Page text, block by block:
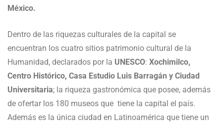
México.
Dentro de las riquezas culturales de la capital se
encuentran los cuatro sitios patrimonio cultural de la
Humanidad, declarados por la UNESCO: Xochimilco,
Centro Histórico, Casa Estudio Luis Barragán y Ciudad
Universitaria; la riqueza gastronómica que posee, además
de ofertar los 180 museos que tiene la capital el país.
Además es la única ciudad en Latinoamérica que tiene un